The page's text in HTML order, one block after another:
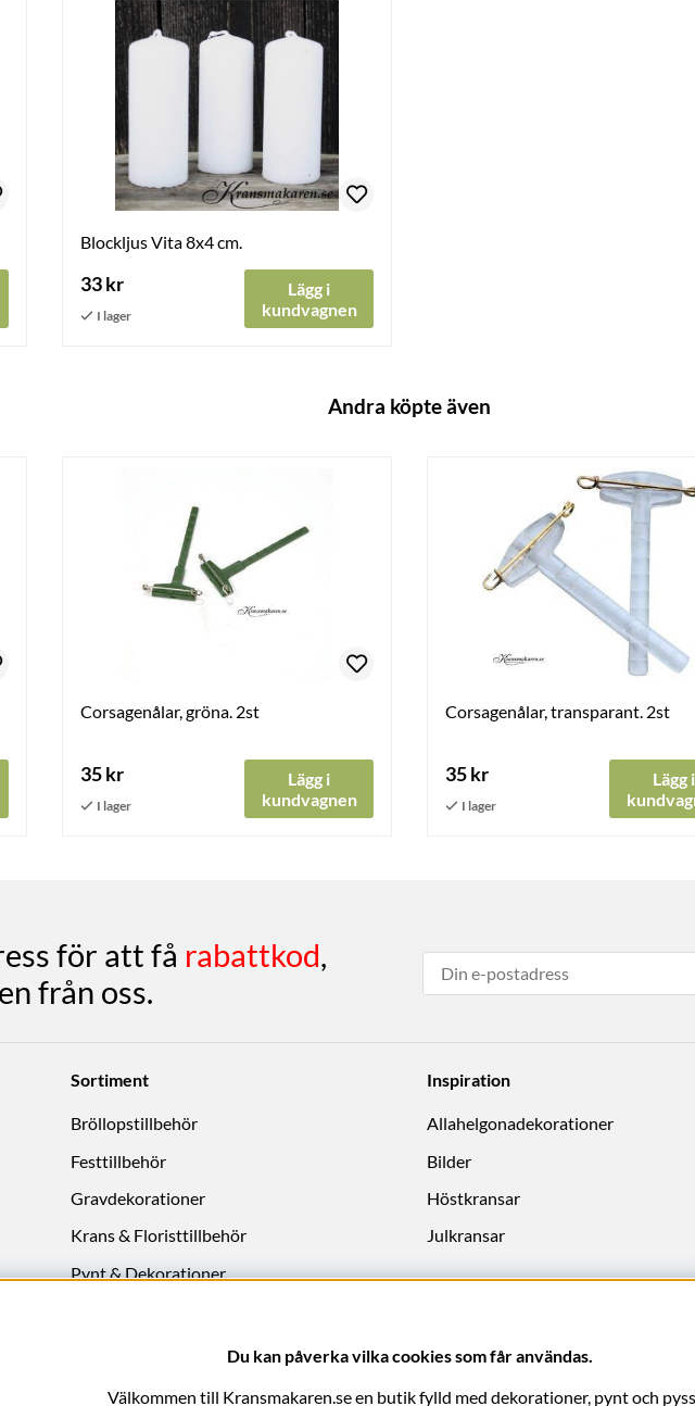
Blockljus Vita 8x4 cm.
33 kr
Lägg i
kundvagnen
Andra köpte även
Corsagenålar, gröna. 2st
35 kr
Lägg i
kundvagnen
Corsagenålar, transparant. 2st
35 kr
Lägg i
för att få rabattkod,
från oss.
Sortiment
Bröllopstillbehör
Festtillbehör
Gravdekorationer
Krans & Floristtillbehör
Pynt & Dekorationer
Inspiration
Allahelgonadekorationer
Bilder
Höstkransar
Julkransar
Du kan påverka vilka cookies som får användas.
Välkommen till Kransmakaren.se en butik fylld med dekorationer, pynt och